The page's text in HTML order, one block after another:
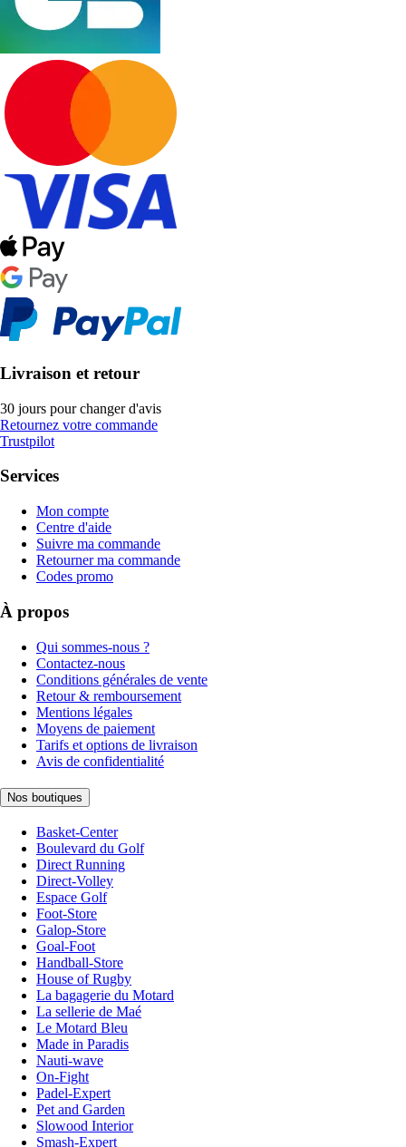
Livraison et retour
30 jours pour changer d'avis
Retournez votre commande
Trustpilot
Services
Mon compte
Centre d'aide
Suivre ma commande
Retourner ma commande
Codes promo
À propos
Qui sommes-nous ?
Contactez-nous
Conditions générales de vente
Retour & remboursement
Mentions légales
Moyens de paiement
Tarifs et options de livraison
Avis de confidentialité
Nos boutiques
Basket-Center
Boulevard du Golf
Direct Running
Direct-Volley
Espace Golf
Foot-Store
Galop-Store
Goal-Foot
Handball-Store
House of Rugby
La bagagerie du Motard
La sellerie de Maé
Le Motard Bleu
Made in Paradis
Nauti-wave
On-Fight
Padel-Expert
Pet and Garden
Slowood Interior
Smash-Expert